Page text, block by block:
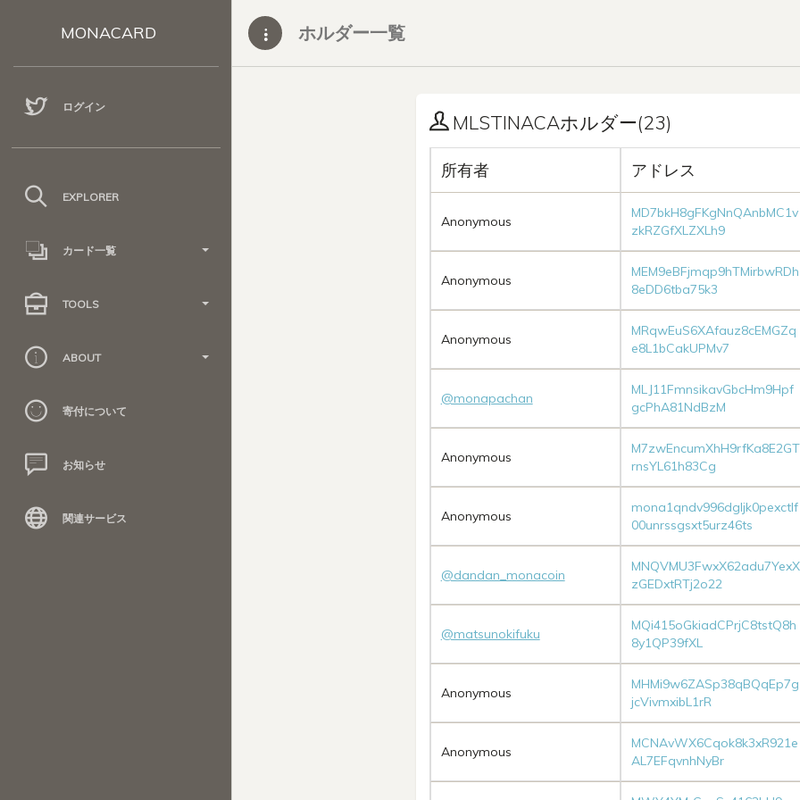
MONACARD
ログイン
EXPLORER
カード一覧
TOOLS
ABOUT
寄付について
お知らせ
関連サービス
ホルダー一覧
MLSTINACAホルダー(23)
所有者 アドレス
Anonymous
MD7bkH8gFKgNnQAnbMC1v
zkRZGfXLZXLh9
Anonymous
MEM9eBFjmqp9hTMirbwRDh
8eDD6tba75k3
Anonymous
MRqwEuS6XAfauz8cEMGZq
e8L1bCakUPMv7
@monapachan
MLJ11FmnsikavGbcHm9Hpf
gcPhA81NdBzM
Anonymous
M7zwEncumXhH9rfKa8E2GT
rnsYL61h83Cg
Anonymous
mona1qndv996dgljk0pexctlf
00unrssgsxt5urz46ts
@dandan_monacoin
MNQVMU3FwxX62adu7YexX
zGEDxtRTj2o22
@matsunokifuku
MQi415oGkiadCPrjC8tstQ8h
8y1QP39fXL
Anonymous
MHMi9w6ZASp38qBQqEp7g
jcVivmxibL1rR
Anonymous
MCNAvWX6Cqok8k3xR921e
AL7EFqvnhNyBr